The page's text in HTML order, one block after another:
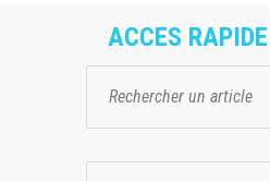
ACCES RAPIDE